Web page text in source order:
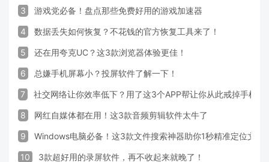
3 游戏党必备！盘点那些免费好用的游戏加速器
4 数据丢失如何恢复？不花钱的官方恢复工具来了！
5 还在用夸克UC？这3款浏览器体验更佳！
6 总嫌手机屏幕小？投屏软件了解一下！
7 社交网络让你效率低下？用了这3个APP帮让你从此戒掉手机！
8 网红自媒体都在用！这3款音频剪辑软件太牛了
9 Windows电脑必备！这3款文件搜索神器助你1秒精准定位文件
10 3款超好用的录屏软件，再不收起来就晚了！